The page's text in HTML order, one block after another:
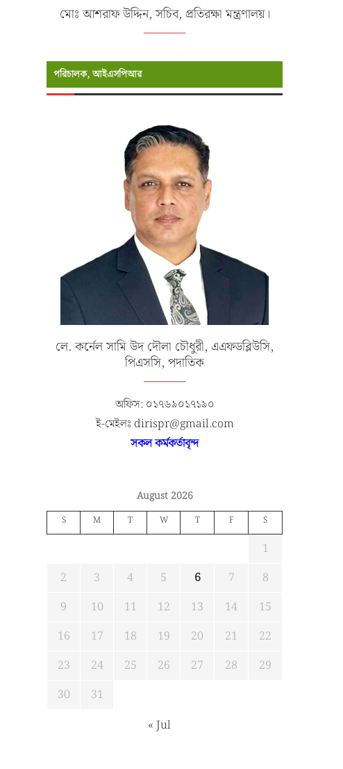
মোঃ আশরাফ উদ্দিন, সচিব, প্রতিরক্ষা মন্ত্রণালয়।
পরিচালক, আইএসপিআর
লে. কর্নেল সামি উদ দৌলা চৌধুরী, এএফডব্লিউসি,
পিএসসি, পদাতিক
অফিস: ০১৭৬৯০১৭১৯০
ই-মেইলঃ dirispr@gmail.com
সকল কর্মকর্তাবৃন্দ
August 2026
S M T W T F S
1
2
3 4 5 6 7
8
9
10 11 12 13 14
15
16
17 18 19 20 21
22
23
24 25 26 27 28
29
30
31
« Jul